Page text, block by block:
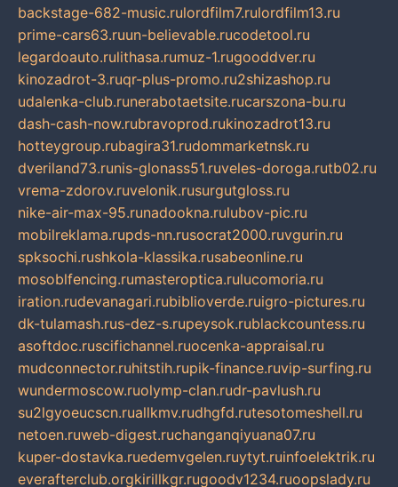
backstage-682-music.rulordfilm7.rulordfilm13.ru
prime-cars63.ruun-believable.rucodetool.ru
legardoauto.rulithasa.rumuz-1.rugooddver.ru
kinozadrot-3.ruqr-plus-promo.ru2shizashop.ru
udalenka-club.runerabotaetsite.rucarszona-bu.ru
dash-cash-now.rubravoprod.rukinozadrot13.ru
hotteygroup.rubagira31.rudommarketnsk.ru
dveriland73.runis-glonass51.ruveles-doroga.rutb02.ru
vrema-zdorov.ruvelonik.rusurgutgloss.ru
nike-air-max-95.runadookna.rulubov-pic.ru
mobilreklama.rupds-nn.rusocrat2000.ruvgurin.ru
spksochi.rushkola-klassika.rusabeonline.ru
mosoblfencing.rumasteroptica.rulucomoria.ru
iration.rudevanagari.rubiblioverde.ruigro-pictures.ru
dk-tulamash.rus-dez-s.rupeysok.rublackcountess.ru
asoftdoc.ruscifichannel.ruocenka-appraisal.ru
mudconnector.ruhitstih.rupik-finance.ruvip-surfing.ru
wundermoscow.ruolymp-clan.rudr-pavlush.ru
su2lgyoeucscn.ruallkmv.rudhgfd.rutesotomeshell.ru
netoen.ruweb-digest.ruchanganqiyuana07.ru
kuper-dostavka.ruedemvgelen.ruytyt.ruinfoelektrik.ru
everafterclub.orgkirillkgr.rugoodv1234.ruoopslady.ru